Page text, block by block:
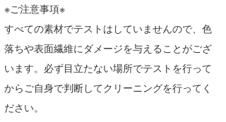
※ご注意事項※
すべての素材でテストはしていませんので、色
落ちや表面繊維にダメージを与えることがござ
います。必ず目立たない場所でテストを行って
からご自身で判断してクリーニングを行ってく
ださい。